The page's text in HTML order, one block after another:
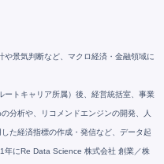
景気判断など、マクロ経済・金融領域に
トキャリア所属）後、経営統括室、事業
分析や、リコメンドエンジンの開発、人
た経済指標の作成・発信など、データ起
年にRe Data Science 株式会社 創業／株